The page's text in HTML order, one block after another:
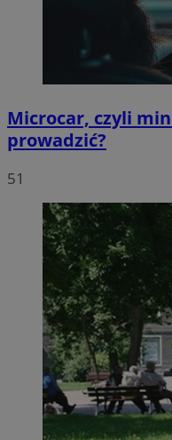
Microcar, czyli
prowadzić?
51